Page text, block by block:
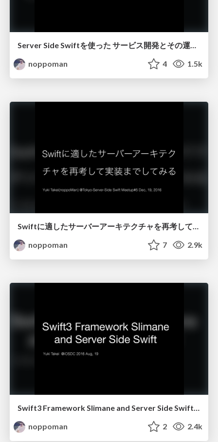
Server Side Swiftを使った サービス開発とその運用を考える
noppoman
4 1.5k
Swiftに適したサーバーアーキテクチャを再考して実装までしてみる
noppoman
7 2.9k
noppoman
2 2.4k